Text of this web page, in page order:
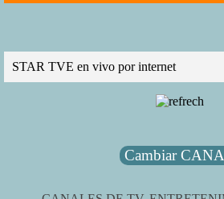
STAR TVE en vivo por internet
Cambiar